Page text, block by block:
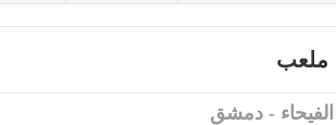
ملعب
الفيحاء - دمشق